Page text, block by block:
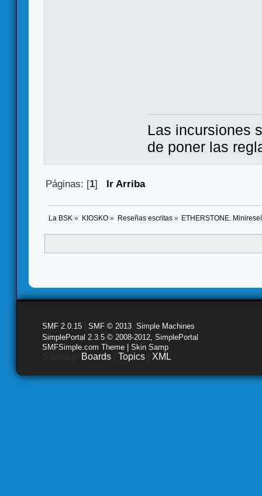
Las incursiones
de poner las
Páginas: [1] Ir Arriba
La BSK » KIOSKO» Reseñas escritas» ETHERSTONE.
SMF 2.0.15 SMF © 2013 Simple Machines
SimplePortal 2.3.5 © 2008-2012, SimplePortal
SMFSimple.com Theme | Skin Samp
Boards Topics XML